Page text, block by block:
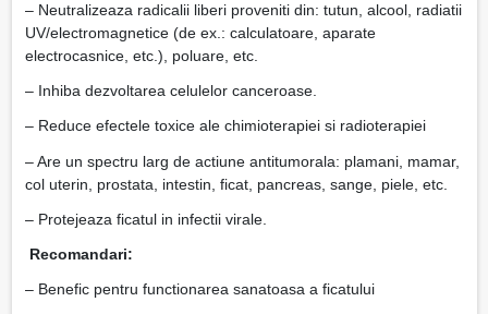
– Neutralizeaza radicalii liberi proveniti din: tutun, alcool, radiatii
UV/electromagnetice (de ex.: calculatoare, aparate
electrocasnice, etc.), poluare, etc.
– Inhiba dezvoltarea celulelor canceroase.
– Reduce efectele toxice ale chimioterapiei si radioterapiei
– Are un spectru larg de actiune antitumorala: plamani, mamar,
col uterin, prostata, intestin, ficat, pancreas, sange, piele, etc.
– Protejeaza ficatul in infectii virale.
Recomandari:
– Benefic pentru functionarea sanatoasa a ficatului